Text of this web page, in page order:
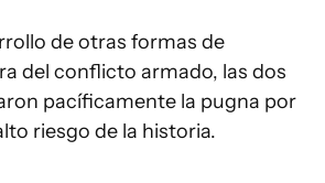
de otras formas de
del conflicto armado, las dos
pacíficamente la pugna por
riesgo de la historia.